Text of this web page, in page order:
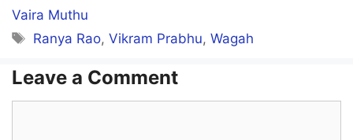
Pinnalae podhal pola
En kaadhal angum ingum aada
Sollathan nenaikiren
Vaira Muthu
Tags
Ranya Rao,Vikram Prabhu,Wagah
Leave a Comment